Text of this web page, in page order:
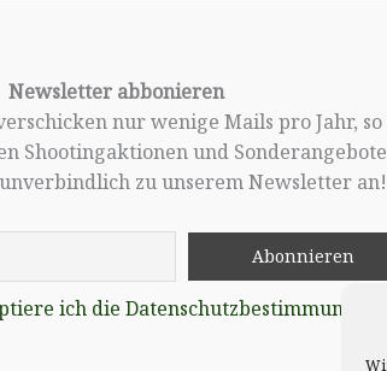
Newsletter abbonieren
nur wenige Mails pro Jahr,
Shootingaktionen und
zu unserem Newsletter an!
ich die Datenschutzbestimmungen